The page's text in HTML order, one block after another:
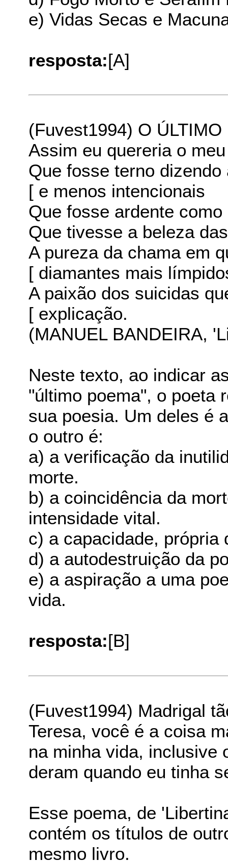
e) Vidas Secas e
resposta:[A]
(Fuvest1994) O ÚLTIMO
Assim eu quereria o
Que fosse terno
[ e menos intencionais
Que fosse ardente
Que tivesse a beleza
A pureza da chama em
[ diamantes mais
A paixão dos suicidas
[ explicação.
(MANUEL BANDEIRA,
Neste texto, ao indicar
"último poema", o poeta
sua poesia. Um deles é
o outro é:
a) a verificação da
morte.
b) a coincidência da
intensidade vital.
c) a capacidade, própria
d) a autodestruição da
e) a aspiração a uma
vida.
resposta:[B]
(Fuvest1994) Madrigal
Teresa, você é a coisa
na minha vida, inclusive
deram quando eu tinha
Esse poema, de
contém os títulos de
mesmo livro.